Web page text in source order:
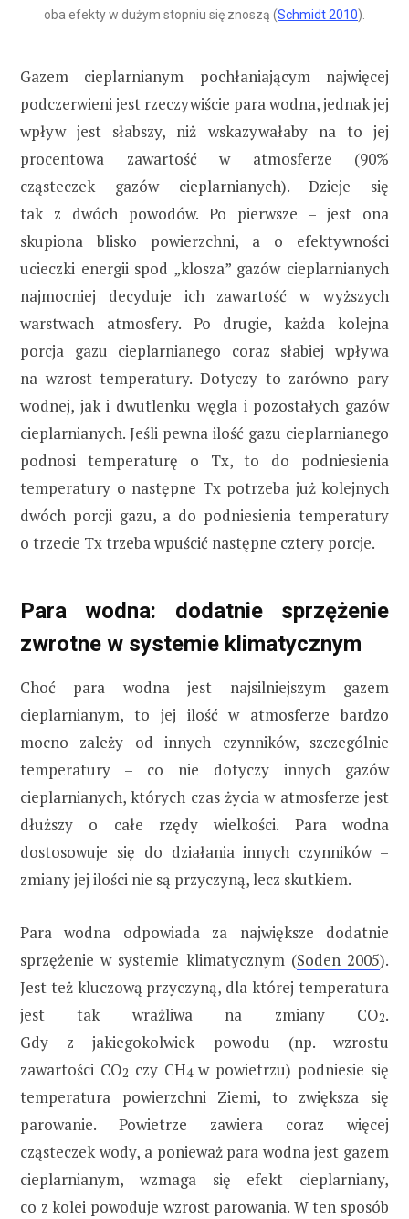
oba efekty w dużym stopniu się znoszą (Schmidt 2010).
Gazem cieplarnianym pochłaniającym najwięcej
podczerwieni jest rzeczywiście para wodna, jednak jej
wpływ jest słabszy, niż wskazywałaby na to jej
procentowa zawartość w atmosferze (90%
cząsteczek gazów cieplarnianych). Dzieje się
tak z dwóch powodów. Po pierwsze – jest ona
skupiona blisko powierzchni, a o efektywności
ucieczki energii spod „klosza” gazów cieplarnianych
najmocniej decyduje ich zawartość w wyższych
warstwach atmosfery. Po drugie, każda kolejna
porcja gazu cieplarnianego coraz słabiej wpływa
na wzrost temperatury. Dotyczy to zarówno pary
wodnej, jak i dwutlenku węgla i pozostałych gazów
cieplarnianych. Jeśli pewna ilość gazu cieplarnianego
podnosi temperaturę o Tx, to do podniesienia
temperatury o następne Tx potrzeba już kolejnych
dwóch porcji gazu, a do podniesienia temperatury
o trzecie Tx trzeba wpuścić następne cztery porcje.
Para wodna: dodatnie sprzężenie
zwrotne w systemie klimatycznym
Choć para wodna jest najsilniejszym gazem
cieplarnianym, to jej ilość w atmosferze bardzo
mocno zależy od innych czynników, szczególnie
temperatury – co nie dotyczy innych gazów
cieplarnianych, których czas życia w atmosferze jest
dłuższy o całe rzędy wielkości. Para wodna
dostosowuje się do działania innych czynników –
zmiany jej ilości nie są przyczyną, lecz skutkiem.
Para wodna odpowiada za największe dodatnie
sprzężenie w systemie klimatycznym (Soden 2005).
Jest też kluczową przyczyną, dla której temperatura
jest tak wrażliwa na zmiany CO2.
Gdy z jakiegokolwiek powodu (np. wzrostu
zawartości CO2 czy CH4w powietrzu) podniesie się
temperatura powierzchni Ziemi, to zwiększa się
parowanie. Powietrze zawiera coraz więcej
cząsteczek wody, a ponieważ para wodna jest gazem
cieplarnianym, wzmaga się efekt cieplarniany,
co z kolei powoduje wzrost parowania. W ten sposób